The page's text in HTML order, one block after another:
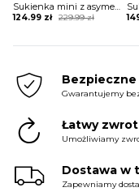
Sukienka mini z asymetrycznym długim rękawem
229.99zł
Original
124.99 zł
Current
Gwarantujemy
Łatwy
Umożliwiamy
Dostawa w
Zapewniamy